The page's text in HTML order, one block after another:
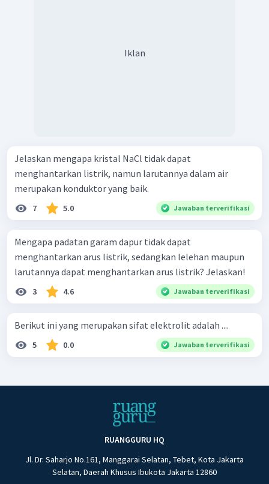
Iklan
Jelaskan mengapa kristal NaCl tidak dapat
menghantarkan listrik, namun larutannya dalam air
merupakan konduktor yang baik.
7 5.0 Jawaban terverifikasi
Mengapa padatan garam dapur tidak dapat
menghantarkan arus listrik, sedangkan lelehan maupun
larutannya dapat menghantarkan arus listrik? Jelaskan!
3 4.6 Jawaban terverifikasi
Berikut ini yang merupakan sifat elektrolit adalah ....
5 0.0 Jawaban terverifikasi
RUANGGURU HQ
Jl. Dr. Saharjo No.161, Manggarai Selatan, Tebet, Kota Jakarta
Selatan, Daerah Khusus Ibukota Jakarta 12860